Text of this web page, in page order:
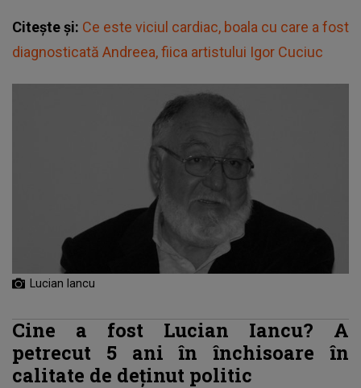
Citește și: Ce este viciul cardiac, boala cu care a fost
diagnosticată Andreea, fiica artistului Igor Cuciuc
Lucian Iancu
Cine a fost Lucian Iancu? A
petrecut 5 ani în închisoare în
calitate de deținut politic